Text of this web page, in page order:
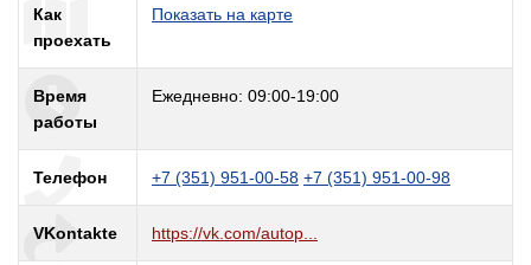
Как
проехать
Показать на карте
Время
работы
Ежедневно: 09:00-19:00
Телефон +7 (351) 951-00-58 +7 (351) 951-00-98
VKontakte https://vk.com/autop...